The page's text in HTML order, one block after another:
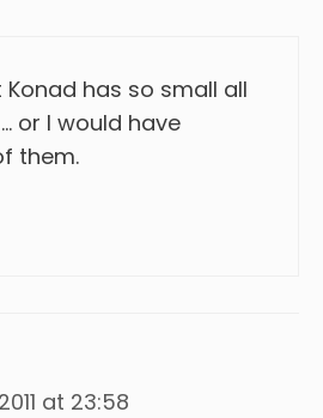
has so small all
or I would have
them.
at 23:58